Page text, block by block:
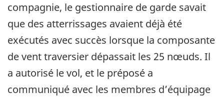
compagnie, le gestionnaire de garde savait
que des atterrissages avaient déjà été
exécutés avec succès lorsque la composante
de vent traversier dépassait les 25 nœuds. Il
a autorisé le vol, et le préposé a
communiqué avec les membres d’équipage